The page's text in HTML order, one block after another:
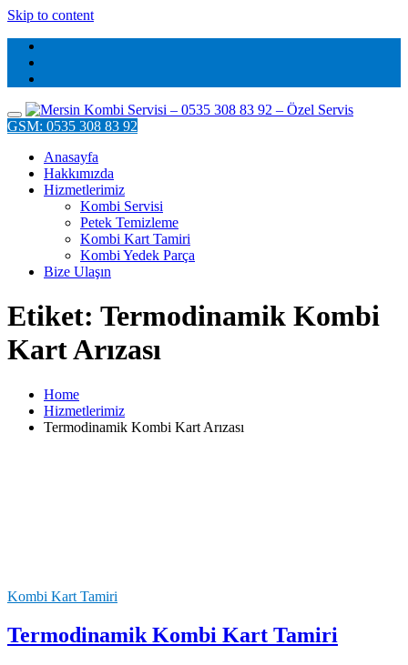
Skip to content
GSM: 0535 308 83 92
Anasayfa
Hakkımızda
Hizmetlerimiz
Kombi Servisi
Petek Temizleme
Kombi Kart Tamiri
Kombi Yedek Parça
Bize Ulaşın
Etiket: Termodinamik Kombi
Kart Arızası
Home
Hizmetlerimiz
Termodinamik Kombi Kart Arızası
Kombi Kart Tamiri
Termodinamik Kombi Kart Tamiri